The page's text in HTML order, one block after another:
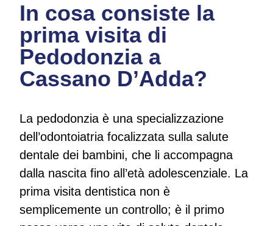
In cosa consiste la
prima visita di
Pedodonzia a
Cassano D’Adda?
La pedodonzia è una specializzazione
dell’odontoiatria focalizzata sulla salute
dentale dei bambini, che li accompagna
dalla nascita fino all’età adolescenziale. La
prima visita dentistica non è
semplicemente un controllo; è il primo